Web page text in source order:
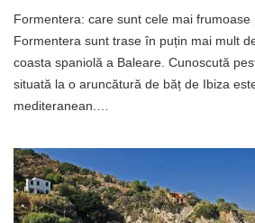
Formentera: care sunt cele mai frumoase
Formentera sunt trase în puțin mai mult
coasta spaniolă a Baleare. Cunoscută
situată la o aruncătură de băț de Ibiza
mediteranean.…